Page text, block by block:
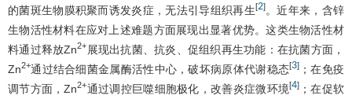
的菌斑生物膜积聚而诱发炎症，无法引导组织再生[2]。近年来，含锌
生物活性材料在应对上述难题方面展现出显著优势。这类生物活性材
料通过释放Zn2+ 展现出抗菌、抗炎、促组织再生功能：在抗菌方面，
Zn2+通过结合细菌金属酶活性中心，破坏病原体代谢稳态[3] ；在免疫
调节方面，Zn2+通过调控巨噬细胞极化，改善炎症微环境[4] ；在促软